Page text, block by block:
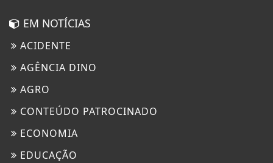
EM NOTÍCIAS
ACIDENTE
AGÊNCIA DINO
AGRO
CONTEÚDO PATROCINADO
ECONOMIA
EDUCAÇÃO